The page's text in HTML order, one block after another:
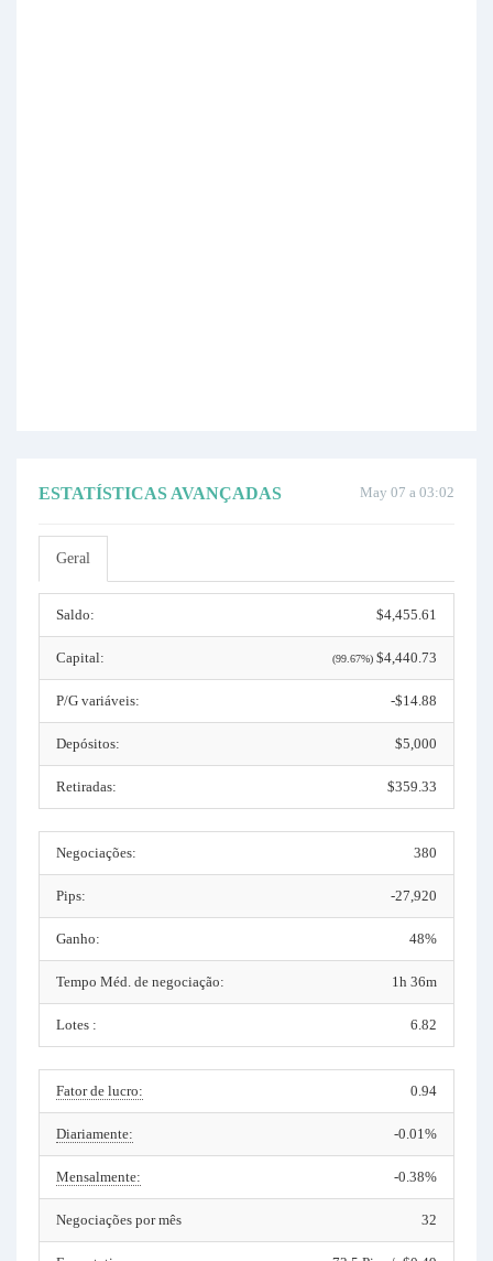
May 07 a 03:02
ESTATÍSTICAS AVANÇADAS
Geral
Saldo: $4,455.61
Capital: (99.67%) $4,440.73
P/G variáveis: -$14.88
Depósitos: $5,000
Retiradas: $359.33
Negociações: 380
Pips: -27,920
Ganho: 48%
Tempo Méd. de negociação: 1h 36m
Lotes : 6.82
Fator de lucro: 0.94
Diariamente: -0.01%
Mensalmente: -0.38%
Negociações por mês 32